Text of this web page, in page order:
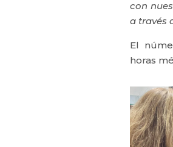
con
a través
El
horas